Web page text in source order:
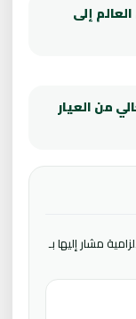
إلى
من العيار
مشار إليها بـ